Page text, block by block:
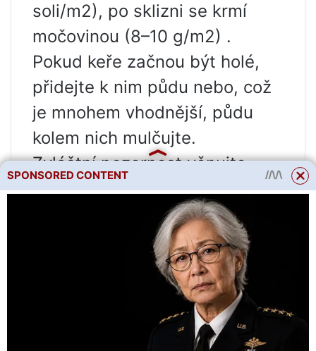
soli/m2), po sklizni se krmí
močovinou (8–10 g/m2) .
Pokud keře začnou být holé,
přidejte k nim půdu nebo, což
je mnohem vhodnější, půdu
kolem nich mulčujte.
Zvláštní pozornost věnujte
prevenci nemocí. U nás jsou
nejnebezpečnějšími chorobami
zahradních jahodníku vadnutí
keřů, hniloba plodů, skvrnitost
HARVEST CROP
Sklizeň začíná ráno, kdy je
SPONSORED CONTENT